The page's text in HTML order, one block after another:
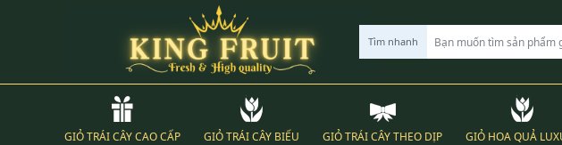
Tìm nhanh
GIỎ TRÁI CÂY CAO CẤP GIỎ TRÁI CÂY BIẾU GIỎ TRÁI CÂY THEO DỊP GIỎ HOA QUẢ